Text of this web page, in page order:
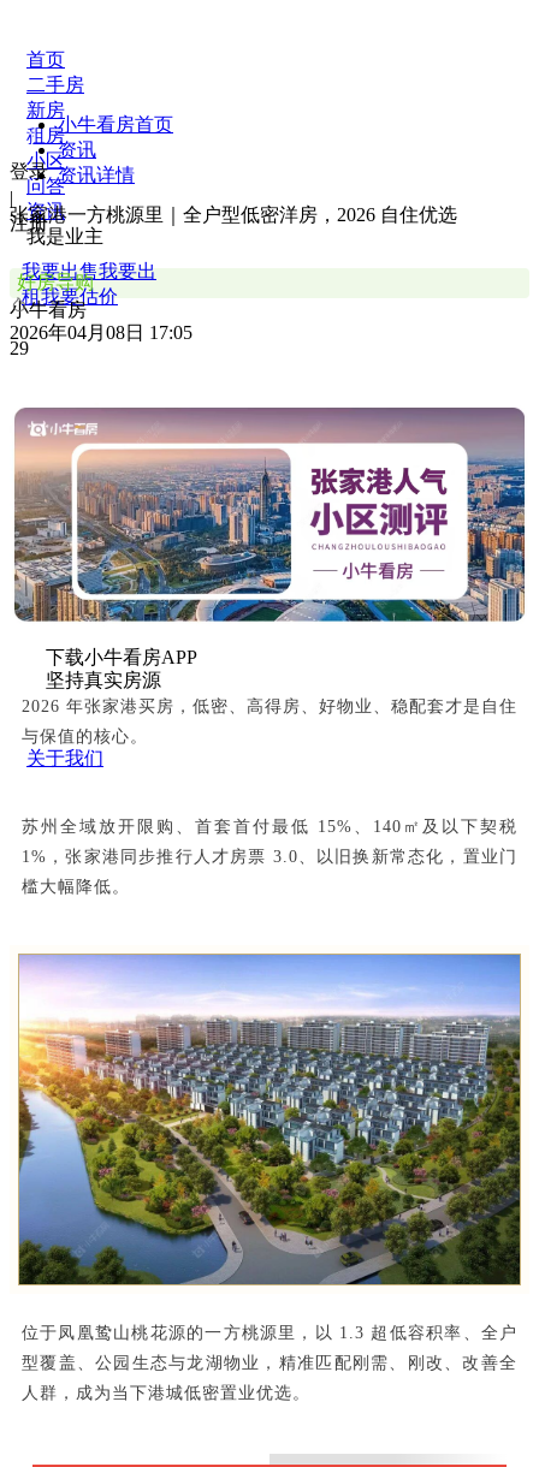
首页
二手房
新房
租房
小区
问答
资讯
我是业主
我要出售我要出
租我要估价
下载APP
下载小牛看房APP
坚持真实房源
关于我们
登录
|
注册
小牛看房首页
资讯
资讯详情
张家港一方桃源里｜全户型低密洋房，2026 自住优选
好房导购
小牛看房
2026年04月08日 17:05
29
2026 年张家港买房，低密、高得房、好物业、稳配套才是自住
与保值的核心。
苏州全域放开限购、首套首付最低 15%、140㎡及以下契税
1%，张家港同步推行人才房票 3.0、以旧换新常态化，置业门
槛大幅降低。
位于凤凰鸷山桃花源的一方桃源里，以 1.3 超低容积率、全户
型覆盖、公园生态与龙湖物业，精准匹配刚需、刚改、改善全
人群，成为当下港城低密置业优选。